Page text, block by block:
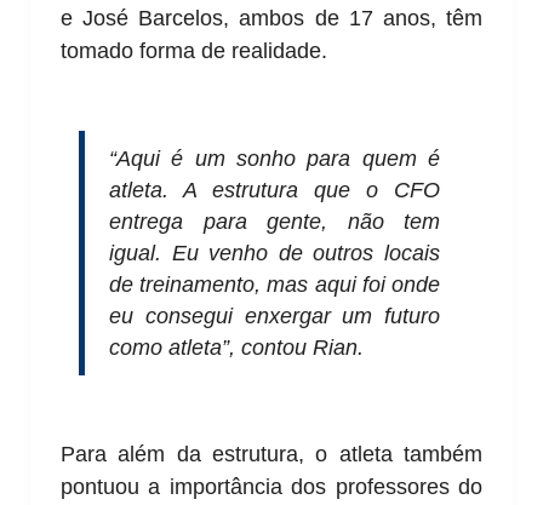
e José Barcelos, ambos de 17 anos, têm
tomado forma de realidade.
“Aqui é um sonho para quem é
atleta. A estrutura que o CFO
entrega para gente, não tem
igual. Eu venho de outros locais
de treinamento, mas aqui foi onde
eu consegui enxergar um futuro
como atleta”, contou Rian.
Para além da estrutura, o atleta também
pontuou a importância dos professores do